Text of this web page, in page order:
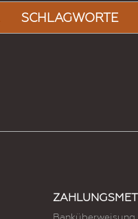
SCHLAGWORTE